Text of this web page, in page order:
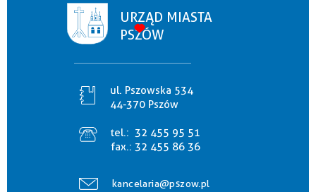
URZĄD MIASTA
PSZÓW
ul. Pszowska 534
44-370 Pszów
tel.: 32 455 95 51
fax.: 32 455 86 36
kancelaria@pszow.pl